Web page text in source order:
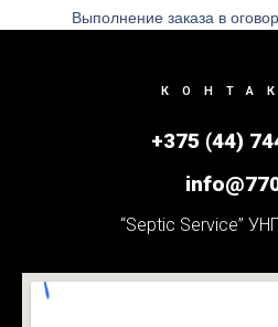
Выполнение заказа в
+375 (44)
“Septic Service”